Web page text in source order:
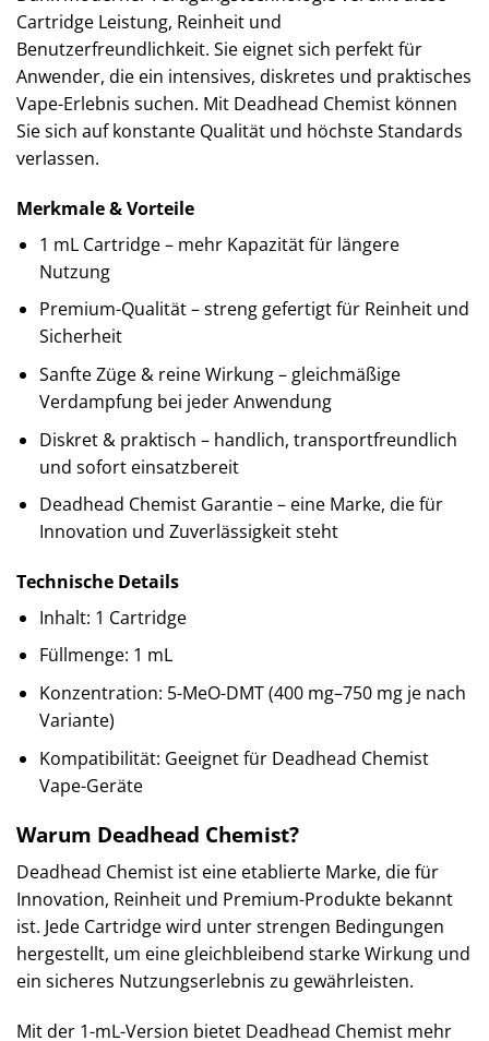
Cartridge Leistung, Reinheit und
Benutzerfreundlichkeit. Sie eignet sich perfekt für
Anwender, die ein intensives, diskretes und praktisches
Vape-Erlebnis suchen. Mit Deadhead Chemist können
Sie sich auf konstante Qualität und höchste Standards
verlassen.
Merkmale & Vorteile
1 mL Cartridge – mehr Kapazität für längere
Nutzung
Premium-Qualität – streng gefertigt für Reinheit und
Sicherheit
Sanfte Züge & reine Wirkung – gleichmäßige
Verdampfung bei jeder Anwendung
Diskret & praktisch – handlich, transportfreundlich
und sofort einsatzbereit
Deadhead Chemist Garantie – eine Marke, die für
Innovation und Zuverlässigkeit steht
Technische Details
Inhalt: 1 Cartridge
Füllmenge: 1 mL
Konzentration: 5-MeO-DMT (400 mg–750 mg je nach
Variante)
Kompatibilität: Geeignet für Deadhead Chemist
Vape-Geräte
Warum Deadhead Chemist?
Deadhead Chemist ist eine etablierte Marke, die für
Innovation, Reinheit und Premium-Produkte bekannt
ist. Jede Cartridge wird unter strengen Bedingungen
hergestellt, um eine gleichbleibend starke Wirkung und
ein sicheres Nutzungserlebnis zu gewährleisten.
Mit der 1-mL-Version bietet Deadhead Chemist mehr